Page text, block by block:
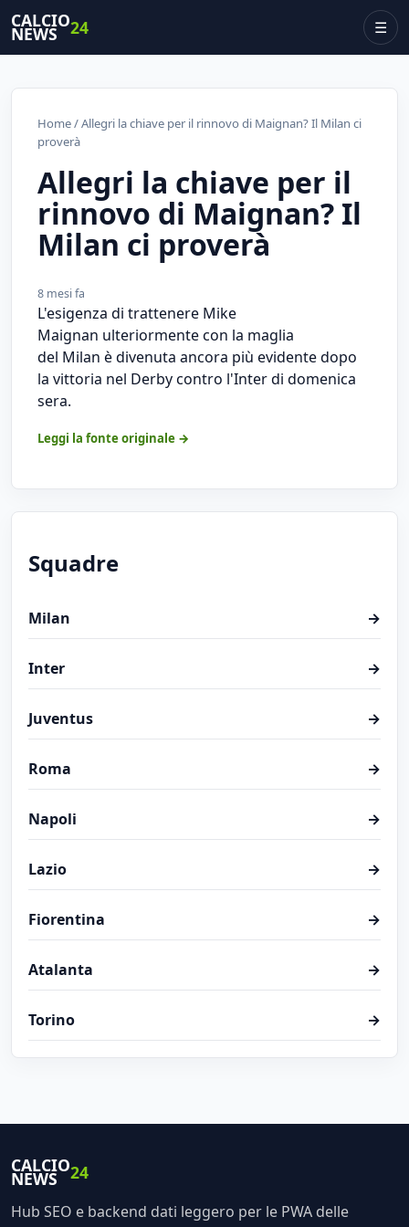
CALCIO
NEWS 24 ☰
Home/ Allegri la chiave per il rinnovo di Maignan? Il Milan ci
proverà
Allegri la chiave per il
rinnovo di Maignan? Il
Milan ci proverà
8 mesi fa
L'esigenza di trattenere Mike
Maignan ulteriormente con la maglia
del Milan è divenuta ancora più evidente dopo
la vittoria nel Derby contro l'Inter di domenica
sera.
Leggi la fonte originale →
Squadre
Milan →
Inter →
Juventus →
Roma →
Napoli →
Lazio →
Fiorentina →
Atalanta →
Torino →
CALCIO
NEWS 24
Hub SEO e backend dati leggero per le PWA delle